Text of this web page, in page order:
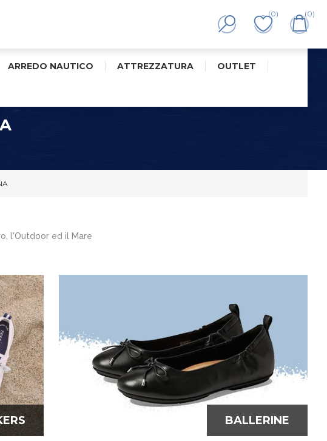
(0) (0)
ARREDO NAUTICO ATTREZZATURA OUTLET
l'Outdoor ed il Mare
BALLERINE